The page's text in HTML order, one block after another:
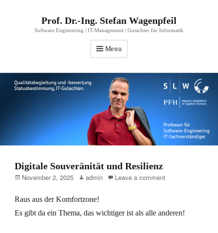
Prof. Dr.-Ing. Stefan Wagenpfeil
Software Engineering | IT-Management | Gutachter für Informatik
Menu
Digitale Souveränität und Resilienz
Posted
November 2, 2025 Author
admin Leave a comment
Raus aus der Komfortzone!
Es gibt da ein Thema, das wichtiger ist als alle anderen!